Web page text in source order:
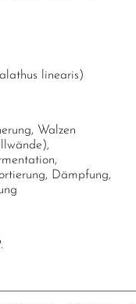
linearis)
Walzen
Dämpfung,